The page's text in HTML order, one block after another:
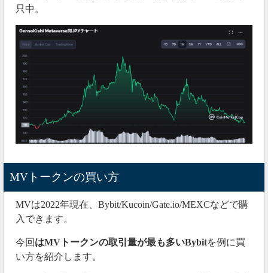
只中。
MVトークンの買い方
MVは2022年現在、Bybit/Kucoin/Gate.io/MEXCなどで購
入できます。
今回 はMVトークンの取引量が最も多いBybitを例に買
い方を紹介します。